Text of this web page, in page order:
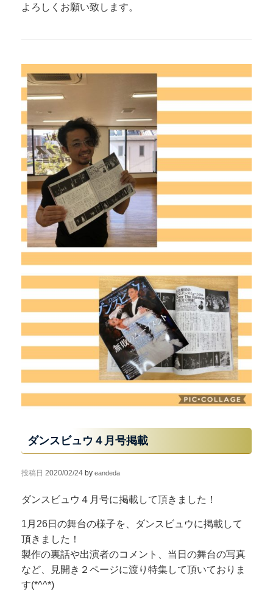
よろしくお願い致します。
ダンスビュウ４月号掲載
投稿日 2020/02/24 by eandeda
ダンスビュウ４月号に掲載して頂きました！
1月26日の舞台の様子を、ダンスビュウに掲載して
頂きました！
製作の裏話や出演者のコメント、当日の舞台の写真
など、見開き２ページに渡り特集して頂いておりま
す(*^^*)